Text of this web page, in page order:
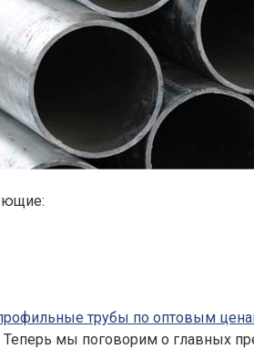
трубы по оптовым
мы поговорим о главных